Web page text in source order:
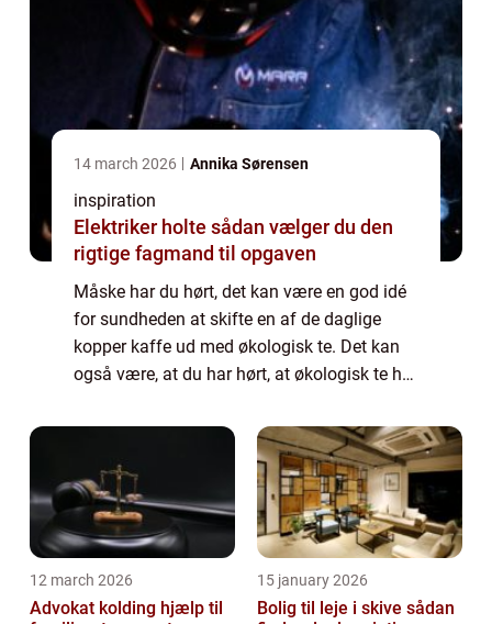
14 march 2026 Annika Sørensen
inspiration
Elektriker holte sådan vælger du den
rigtige fagmand til opgaven
Måske har du hørt, det kan være en god idé
for sundheden at skifte en af de daglige
kopper kaffe ud med økologisk te. Det kan
også være, at du har hørt, at økologisk te har
12 march 2026
Advokat kolding hjælp til
15 january 2026
Bolig til leje i skive sådan